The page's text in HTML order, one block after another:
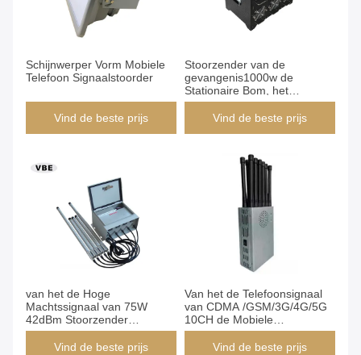
Schijnwerper Vorm Mobiele
Telefoon Signaalstoorder
Vind de beste prijs
Stoorzender van de
gevangenis1000w de
Stationaire Bom, het
Blokkerende Duurzame
Systeem van het Hoge
Vind de beste prijs
van het de Hoge
Machtssignaal van 75W
42dBm Stoorzender
385*340*180mm Afmetings
Gemakkelijke Verrichting
Vind de beste prijs
Van het de Telefoonsignaal
van CDMA /GSM/3G/4G/5G
10CH de Mobiele
Stoorzender GPS WIFI 15m
Vind de beste prijs